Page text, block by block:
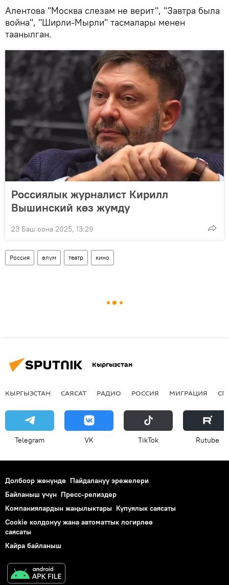
Алентова "Москва слезам не верит", "Завтра была
война", "Ширли-Мырли" тасмалары менен
таанылган.
Россиялык журналист Кирилл
Вышинский көз жумду
23 Баш оона 2025, 13:29
Россия өлүм театр кино
Кыргызстан
КЫРГЫЗСТАН САЯСАТ РАДИО РОССИЯ МИГРАЦИЯ
Telegram VK ТikТоk Rutube
Долбоор жөнүндө Пайдалануу эрежелери
Байланыш үчүн Пресс-релиздер
Компаниялардын жаңылыктары Купуялык саясаты
Cookie колдонуу жана автоматтык логирлөө
саясаты
Кайра байланыш